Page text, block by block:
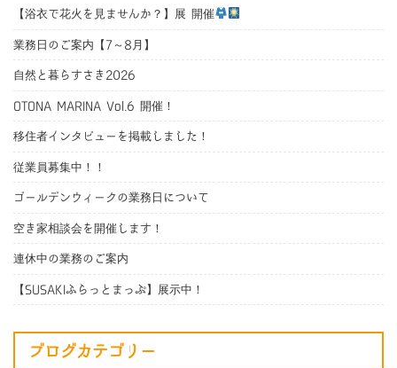
【浴衣で花火を見ませんか？】展 開催
業務日のご案内【7～8月】
自然と暮らすさき2026
OTONA MARINA Vol.6 開催！
移住者インタビューを掲載しました！
従業員募集中！！
ゴールデンウィークの業務日について
空き家相談会を開催します！
連休中の業務のご案内
【SUSAKIふらっとまっぷ】展示中！
ブログカテゴリー